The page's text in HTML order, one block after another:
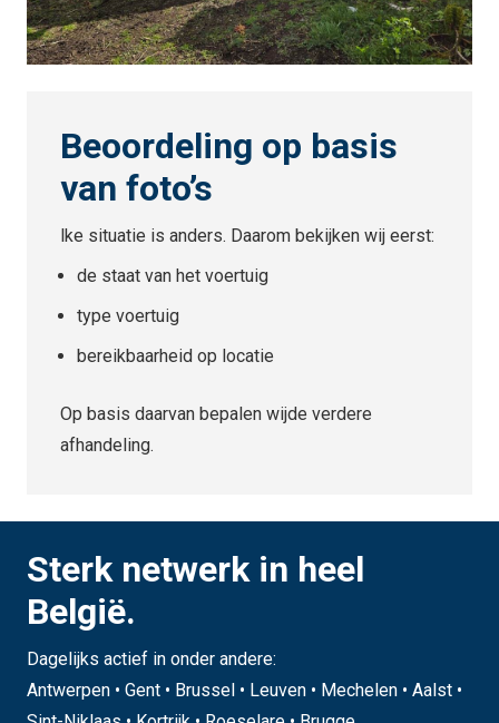
Beoordeling op basis
van foto’s
lke situatie is anders. Daarom bekijken wij eerst:
de staat van het voertuig
type voertuig
bereikbaarheid op locatie
Op basis daarvan bepalen wijde verdere
afhandeling.
Sterk netwerk in heel
België.
Dagelijks actief in onder andere:
Antwerpen • Gent • Brussel • Leuven • Mechelen • Aalst •